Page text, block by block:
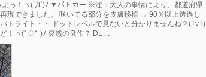
っ！ヽ(`Д´)ﾉ ▼パトカー ※注：大人の事情により、都道府県
現できました。 咲いてる部分を皮膚移植 → 90％以上透過し
トライト・・ ドットレベルで見ないと分かりませんね？(TvT)
！ヽ(ﾟ◇ﾟ )ﾉ 突然の良作？ DL ...